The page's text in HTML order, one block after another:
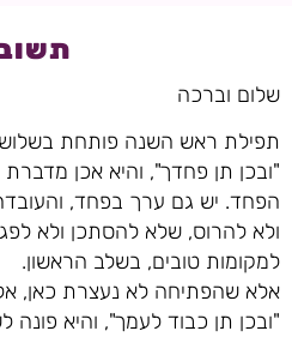
שלום וברכה
תפילת ראש השנה פותחת
"ובכן תן פחדך", והיא אכן
הפחד. יש גם ערך בפחד,
ולא להרוס, שלא להסתכן ולא
למקומות טובים, בשלב הראשון.
אלא שהפתיחה לא נעצרת כאן,
"ובכן תן כבוד לעמך", והיא